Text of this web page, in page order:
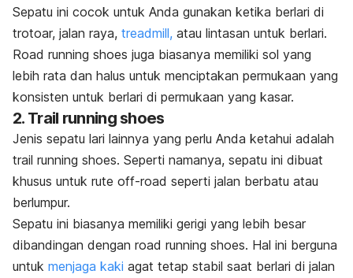
Sepatu ini cocok untuk Anda gunakan ketika berlari di
trotoar, jalan raya, treadmill, atau lintasan untuk berlari.
Road running shoes juga biasanya memiliki sol yang
lebih rata dan halus untuk menciptakan permukaan yang
konsisten untuk berlari di permukaan yang kasar.
2. Trail running shoes
Jenis sepatu lari lainnya yang perlu Anda ketahui adalah
trail running shoes. Seperti namanya, sepatu ini dibuat
khusus untuk rute off-road seperti jalan berbatu atau
berlumpur.
Sepatu ini biasanya memiliki gerigi yang lebih besar
dibandingan dengan road running shoes. Hal ini berguna
untuk menjaga kaki agat tetap stabil saat berlari di jalan